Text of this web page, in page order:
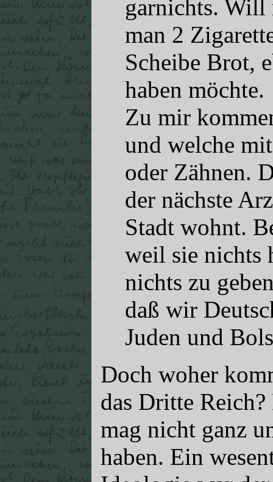
garnichts. Will
man 2
Scheibe Brot,
haben möchte.
Zu mir
und welche
oder Zähnen.
der nächste
Stadt wohnt.
weil sie nichts
nichts zu
daß wir
Juden und
Doch woher
das Dritte
mag nicht ganz
haben. Ein